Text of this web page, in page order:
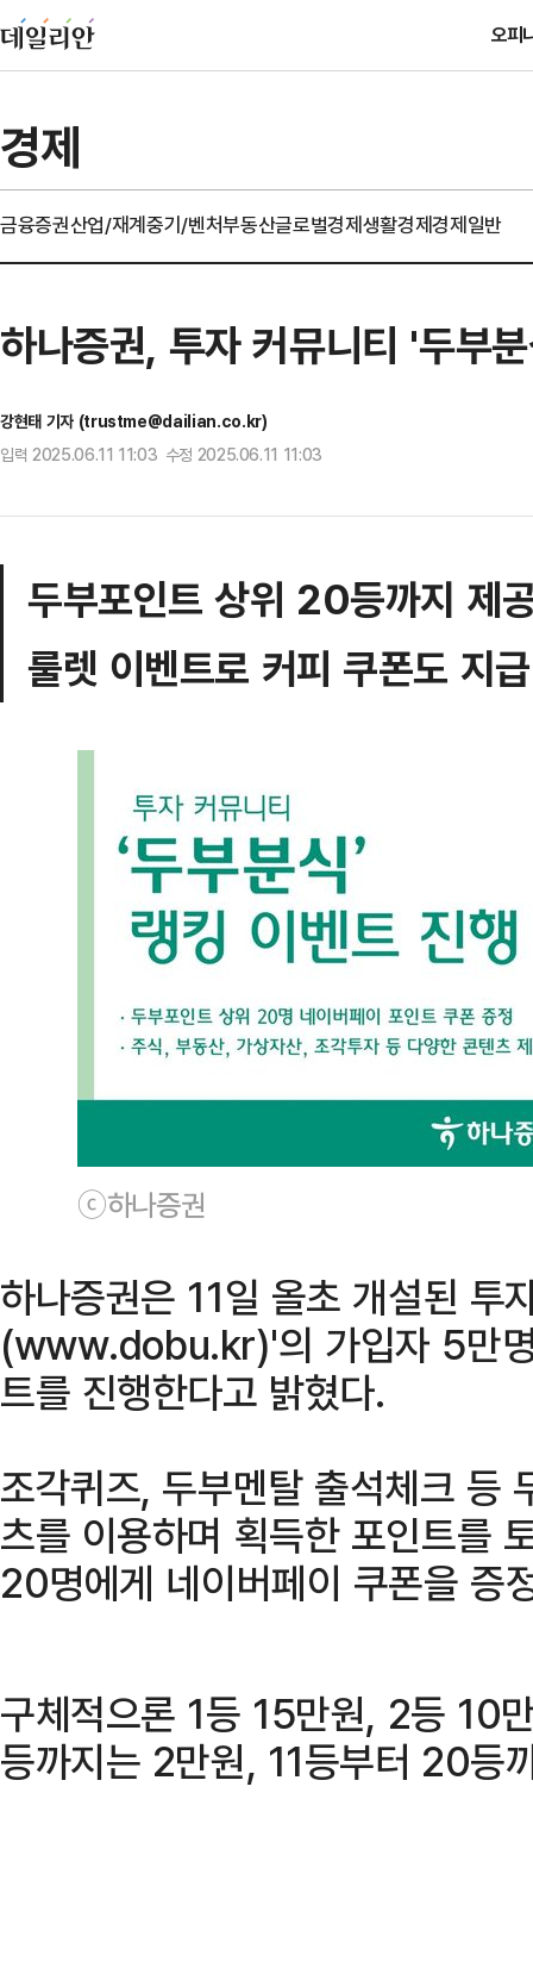
오피
경제
금융증권산업/재계중기/벤처부동산글로벌경제생활경제경제일반
하나증권, 투자 커뮤니티 '두부
강현태 기자 (trustme@dailian.co.kr)
입력 2025.06.11 11:03 수정 2025.06.11 11:03
두부포인트 상위 20등까지 제
룰렛 이벤트로 커피 쿠폰도 지급
ⓒ하나증권
하나증권은 11일 올초 개설된 투
(www.dobu.kr)'의 가입자 5만
트를 진행한다고 밝혔다.
조각퀴즈, 두부멘탈 출석체크 등
츠를 이용하며 획득한 포인트를
20명에게 네이버페이 쿠폰을 증
구체적으론 1등 15만원, 2등 10
등까지는 2만원, 11등부터 20등